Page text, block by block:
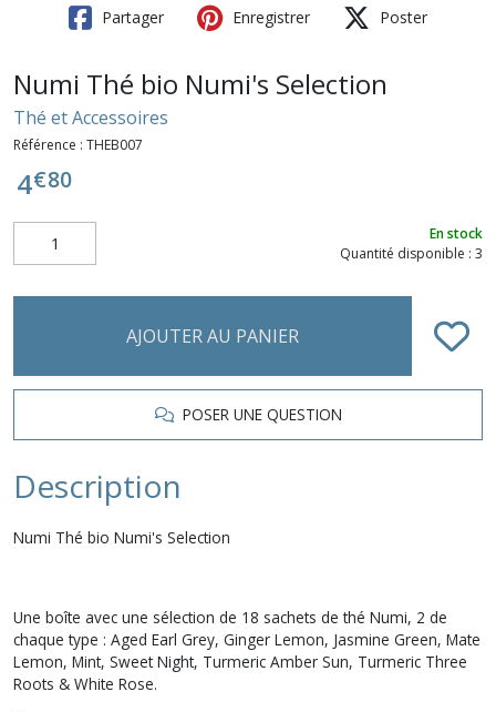
Partager Enregistrer Poster
Numi Thé bio Numi's Selection
Thé et Accessoires
Référence : THEB007
4€80
En stock
Quantité disponible : 3
AJOUTER AU PANIER
POSER UNE QUESTION
Description
Numi Thé bio Numi's Selection
Une boîte avec une sélection de 18 sachets de thé Numi, 2 de
chaque type : Aged Earl Grey, Ginger Lemon, Jasmine Green, Mate
Lemon, Mint, Sweet Night, Turmeric Amber Sun, Turmeric Three
Roots & White Rose.